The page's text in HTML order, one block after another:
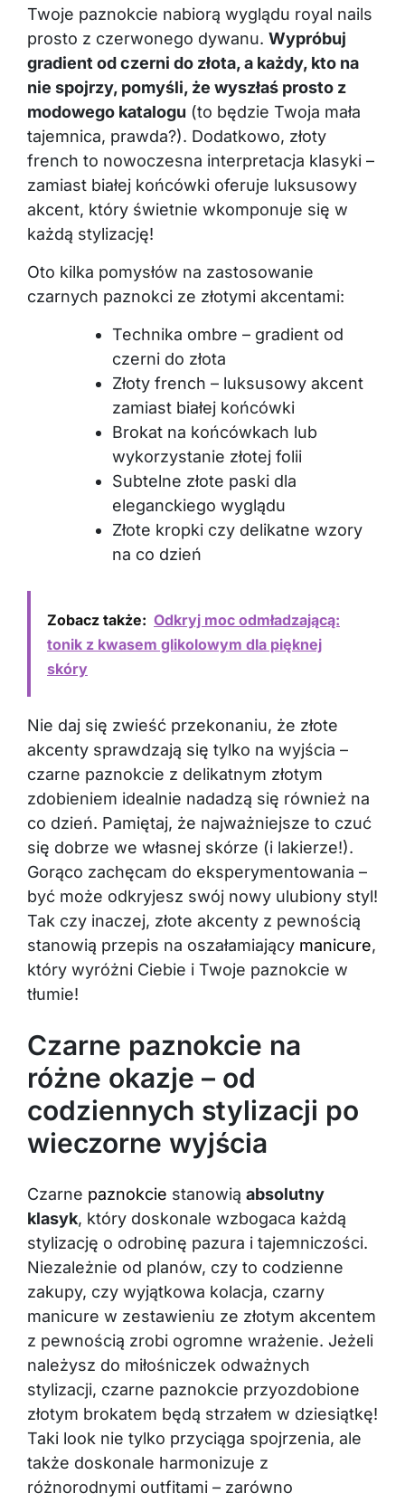
Twoje paznokcie nabiorą wyglądu royal nails
prosto z czerwonego dywanu. Wypróbuj
gradient od czerni do złota, a każdy, kto na
nie spojrzy, pomyśli, że wyszłaś prosto z
modowego katalogu (to będzie Twoja mała
tajemnica, prawda?). Dodatkowo, złoty
french to nowoczesna interpretacja klasyki –
zamiast białej końcówki oferuje luksusowy
akcent, który świetnie wkomponuje się w
każdą stylizację!
Oto kilka pomysłów na zastosowanie
czarnych paznokci ze złotymi akcentami:
Technika ombre – gradient od
czerni do złota
Złoty french – luksusowy akcent
zamiast białej końcówki
Brokat na końcówkach lub
wykorzystanie złotej folii
Subtelne złote paski dla
eleganckiego wyglądu
Złote kropki czy delikatne wzory
na co dzień
Zobacz także: Odkryj moc odmładzającą:
tonik z kwasem glikolowym dla pięknej
skóry
Nie daj się zwieść przekonaniu, że złote
akcenty sprawdzają się tylko na wyjścia –
czarne paznokcie z delikatnym złotym
zdobieniem idealnie nadadzą się również na
co dzień. Pamiętaj, że najważniejsze to czuć
się dobrze we własnej skórze (i lakierze!).
Gorąco zachęcam do eksperymentowania –
być może odkryjesz swój nowy ulubiony styl!
Tak czy inaczej, złote akcenty z pewnością
stanowią przepis na oszałamiający manicure,
który wyróżni Ciebie i Twoje paznokcie w
tłumie!
Czarne paznokcie na
różne okazje – od
codziennych stylizacji po
wieczorne wyjścia
Czarne paznokcie stanowią absolutny
klasyk, który doskonale wzbogaca każdą
stylizację o odrobinę pazura i tajemniczości.
Niezależnie od planów, czy to codzienne
zakupy, czy wyjątkowa kolacja, czarny
manicure w zestawieniu ze złotym akcentem
z pewnością zrobi ogromne wrażenie. Jeżeli
należysz do miłośniczek odważnych
stylizacji, czarne paznokcie przyozdobione
złotym brokatem będą strzałem w dziesiątkę!
Taki look nie tylko przyciąga spojrzenia, ale
także doskonale harmonizuje z
różnorodnymi outfitami – zarówno